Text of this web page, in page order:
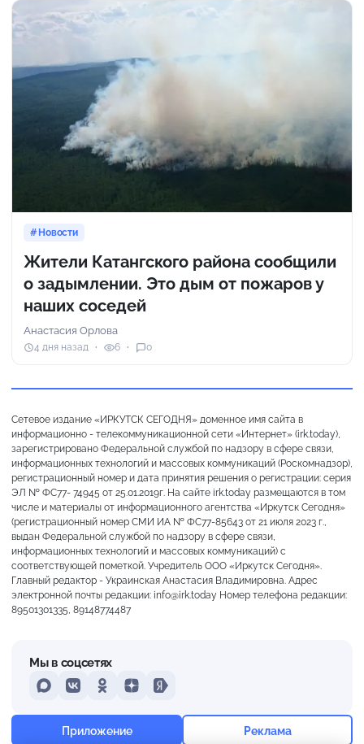
+17°
Новости
Жители Катангского района сообщили
о задымлении. Это дым от пожаров у
наших соседей
Анастасия Орлова
4 дня назад 6 0
Сетевое издание «ИРКУТСК СЕГОДНЯ» доменное имя сайта в
информационно - телекоммуникационной сети «Интернет» (irk.today),
зарегистрировано Федеральной службой по надзору в сфере связи,
информационных технологий и массовых коммуникаций (Роскомнадзор),
регистрационный номер и дата принятия решения о регистрации: серия
ЭЛ № ФС77- 74945 от 25.01.2019г. На сайте irk.today размещаются в том
числе и материалы от информационного агентства «Иркутск Сегодня»
(регистрационный номер СМИ ИА № ФС77-85643 от 21 июля 2023 г.,
выдан Федеральной службой по надзору в сфере связи,
информационных технологий и массовых коммуникаций) с
соответствующей пометкой. Учредитель ООО «Иркутск Сегодня».
Главный редактор - Украинская Анастасия Владимировна. Адрес
электронной почты редакции: info@irk.today Номер телефона редакции:
89501301335, 89148774487
Мы в соцсетях
MAXVKontakteOdnoklassniki
DzenYandex
Приложение Реклама